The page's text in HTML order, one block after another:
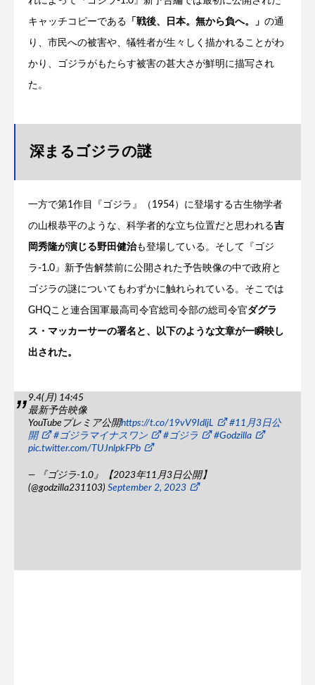
キャッチコピーである 「戦後、日本。無から負へ。」 の通
り、市民への被害や、犠牲者が生々しく描かれることがわ
かり、ゴジラがもたらす被害の甚大さが鮮明に描写され
た。
深まるゴジラの謎
一方で第1作目『ゴジラ』（1954）に登場する古生物学者
の山根恭平のような、科学者的な立ち位置だと思われる吉
岡秀隆が演じる野田健治も登場している。そして『ゴジ
ラ-1.0』新予告解禁前に公開された予告映像の中で政府と
ゴジラの謎についてもわずかに触れられている。そこでは
GHQこと連合国軍最高司令官総司令部の総司令官ダグラ
ス・マッカーサーの署名と、以下のような文章が一瞬映し
出された。
9.4(月) 14:45
最新予告映像
YouTubeプレミア公開https://t.co/19vV9IdljL
#11月3日公
開
#ゴジラマイナスワン #ゴジラ
#Godzilla
pic.twitter.com/TUJnlpkFPb
— 『ゴジラ-1.0』【2023年11月3日公開】
(@godzilla231103) September 2, 2023